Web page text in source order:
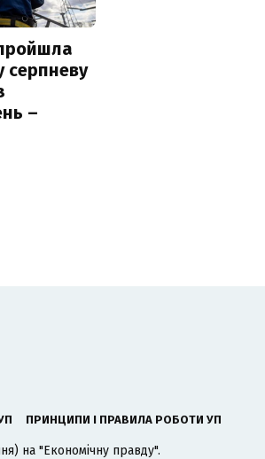
серпневу
–
ПРИНЦИПИ І ПРАВИЛА РОБОТИ УП
на "Економічну правду".